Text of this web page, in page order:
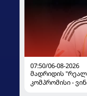
07:50/06-08-2026
მადრიდის
კომპრომისი -